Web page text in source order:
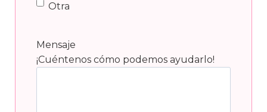
Otra
Mensaje
¡Cuéntenos cómo podemos ayudarlo!